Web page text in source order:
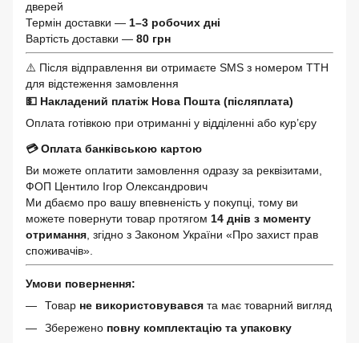
дверей
Термін доставки — 1–3 робочих дні
Вартість доставки — 80 грн
⚠️ Після відправлення ви отримаєте SMS з номером ТТН
для відстеження замовлення
💵 Накладений платіж Нова Пошта (післяплата)
Оплата готівкою при отриманні у відділенні або кур’єру
💳 Оплата банківською картою
Ви можете оплатити замовлення одразу за реквізитами,
ФОП Центило Ігор Олександрович
Ми дбаємо про вашу впевненість у покупці, тому ви
можете повернути товар протягом 14 днів з моменту
отримання , згідно з Законом України «Про захист прав
споживачів».
Умови повернення:
Товар не використовувався та має товарний вигляд
Збережено повну комплектацію та упаковку